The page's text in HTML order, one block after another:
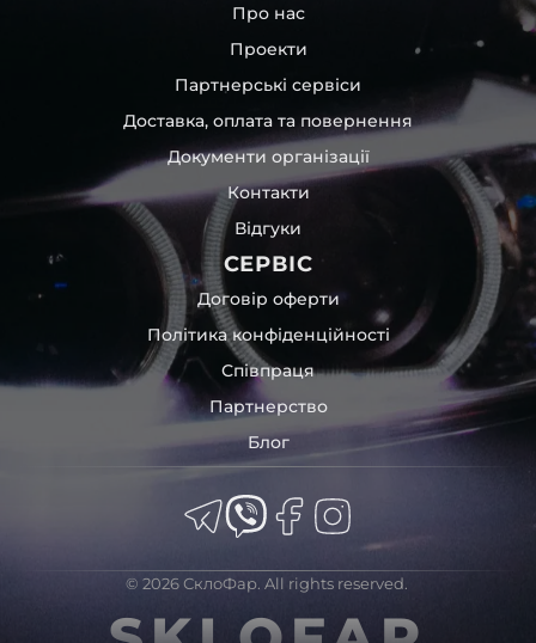
Про нас
Проекти
Партнерські сервіси
Доставка, оплата та повернення
Документи організації
Контакти
Відгуки
СЕРВІС
Договір оферти
Політика конфіденційності
Співпраця
Партнерство
Блог
© 2026 СклоФар. All rights reserved.